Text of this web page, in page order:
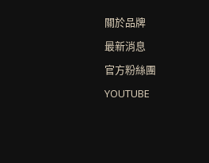
關於品牌
最新消息
官方粉絲團
YOUTUBE